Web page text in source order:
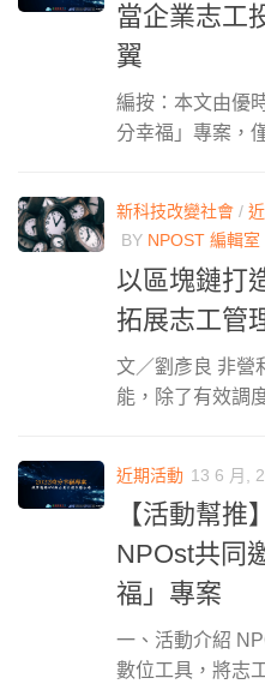
當企業志工
翼
編按：本文由優
分幸福」專案，
新科技改變社會 /
BY NPOST 編輯室
以區塊鏈打
拓展志工管
文／劉彥良 非營
能，除了有效調
近期活動 13 6 月,
【活動幫推
NPOst共同
福」專案
一、活動介紹
數位工具，將志